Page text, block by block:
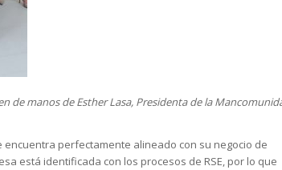
de manos de Esther Lasa, Presidenta de la
perfectamente alineado con su negocio de
está identificada con los procesos de RSE, por lo que